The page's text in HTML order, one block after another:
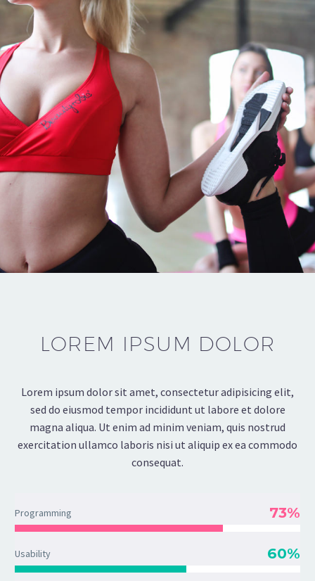
LOREM IPSUM DOLOR
Lorem ipsum dolor sit amet, consectetur adipisicing elit,
sed do eiusmod tempor incididunt ut labore et dolore
magna aliqua. Ut enim ad minim veniam, quis nostrud
exercitation ullamco laboris nisi ut aliquip ex ea commodo
consequat.
Programming 73%
Usability 60%